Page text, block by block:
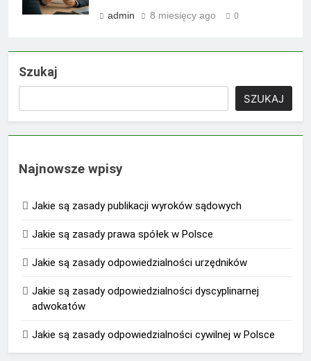
admin 8 miesięcy ago 0
Szukaj
SZUKAJ
Najnowsze wpisy
Jakie są zasady publikacji wyroków sądowych
Jakie są zasady prawa spółek w Polsce
Jakie są zasady odpowiedzialności urzędników
Jakie są zasady odpowiedzialności dyscyplinarnej
adwokatów
Jakie są zasady odpowiedzialności cywilnej w Polsce